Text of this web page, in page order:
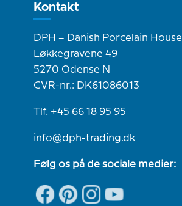
Kontakt
DPH – Danish Porcelain House
Løkkegravene 49
5270 Odense N
CVR-nr.: DK61086013
Tlf. +45 66 18 95 95
info@dph-trading.dk
Følg os på de sociale medier: